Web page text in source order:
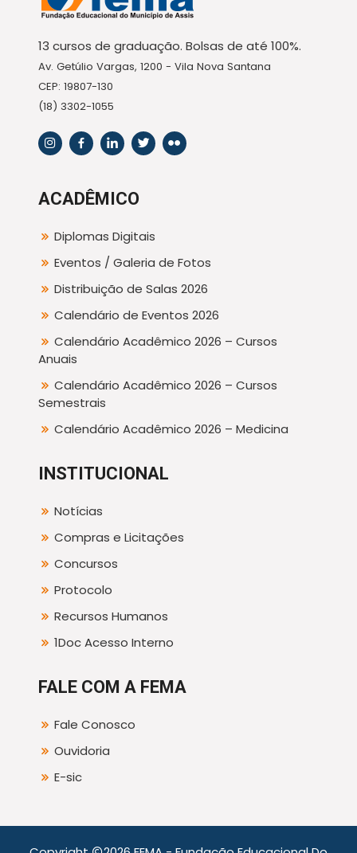
13 cursos de graduação. Bolsas de até 100%.
Av. Getúlio Vargas, 1200 - Vila Nova Santana
CEP: 19807-130
(18) 3302-1055
ACADÊMICO
Diplomas Digitais
Eventos / Galeria de Fotos
Distribuição de Salas 2026
Calendário de Eventos 2026
Calendário Acadêmico 2026 – Cursos
Anuais
Calendário Acadêmico 2026 – Cursos
Semestrais
Calendário Acadêmico 2026 – Medicina
INSTITUCIONAL
Notícias
Compras e Licitações
Concursos
Protocolo
Recursos Humanos
1Doc Acesso Interno
FALE COM A FEMA
Fale Conosco
Ouvidoria
E-sic